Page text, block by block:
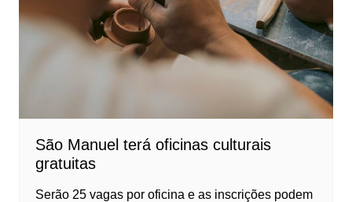
São Manuel terá oficinas culturais
gratuitas
Serão 25 vagas por oficina e as inscrições podem